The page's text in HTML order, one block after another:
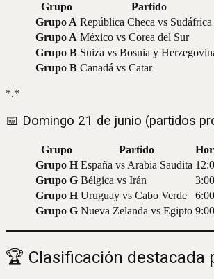
Grupo Partido
Grupo A República Checa vs Sudáfrica
Grupo A México vs Corea del Sur
Grupo B Suiza vs Bosnia y
Grupo B Canadá vs Catar
*.*
📅 Domingo 21 de junio (partidos
Grupo Partido
Grupo H España vs Arabia Saudita
Grupo G Bélgica vs Irán
Grupo H Uruguay vs Cabo Verde
Grupo G Nueva Zelanda vs Egipto
🏆 Clasificación destacada